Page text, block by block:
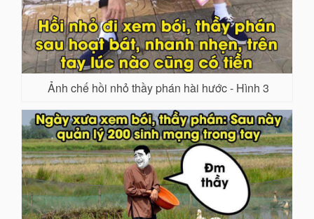
Ảnh chế hồi nhỏ thầy phán hài hước - Hình 3